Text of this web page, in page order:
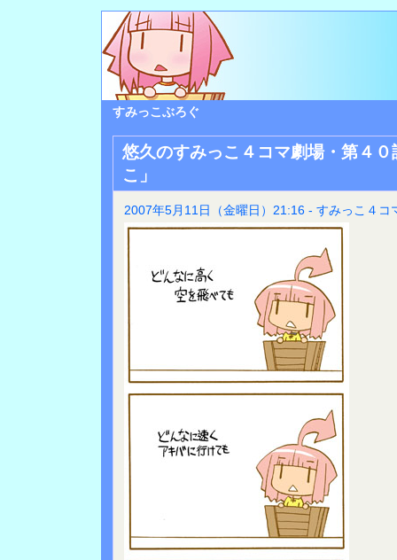
すみっこぶろぐ
悠久のすみっこ４コマ劇場・第４
こ」
2007年5月11日（金曜日）21:16 - すみっこ４コ